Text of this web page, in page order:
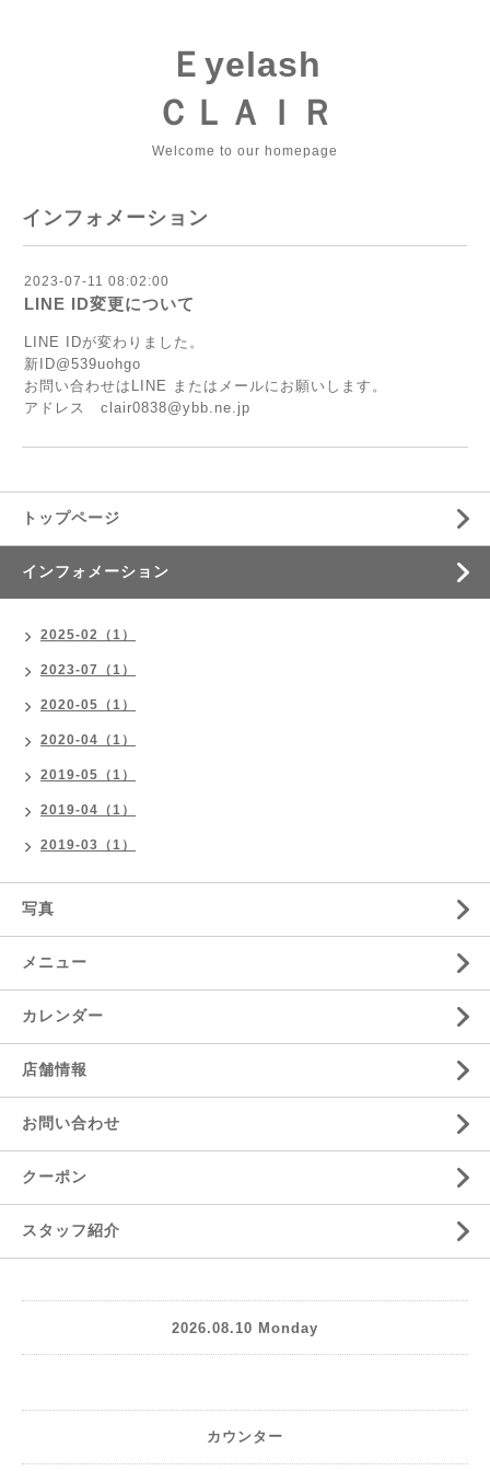
Ｅyelash
ＣＬＡＩＲ
Welcome to our homepage
インフォメーション
2023-07-11 08:02:00
LINE ID変更について
LINE IDが変わりました。
新ID@539uohgo
お問い合わせはLINE またはメールにお願いします。
アドレス clair0838@ybb.ne.jp
トップページ
インフォメーション
2025-02（1）
2023-07（1）
2020-05（1）
2020-04（1）
2019-05（1）
2019-04（1）
2019-03（1）
写真
メニュー
カレンダー
店舗情報
お問い合わせ
クーポン
スタッフ紹介
2026.08.10 Monday
カウンター